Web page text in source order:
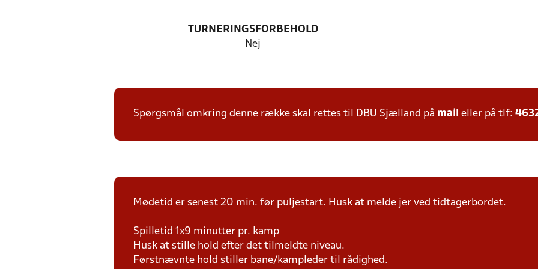
TURNERINGSFORBEHOLD
Nej
Spørgsmål omkring denne række skal rettes til DBU Sjælland på mail eller på tlf:
Mødetid er senest 20 min. før puljestart. Husk at melde jer ved tidtagerbordet.
Spilletid 1x9 minutter pr. kamp
Husk at stille hold efter det tilmeldte niveau.
Førstnævnte hold stiller bane/kampleder til rådighed.